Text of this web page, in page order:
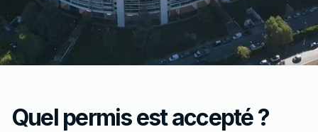
Quel permis est accepté ?